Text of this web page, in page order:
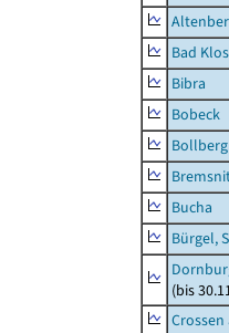
Bad
Bibra
Bobeck
Bollberg
Bucha
Bürgel,
(bis